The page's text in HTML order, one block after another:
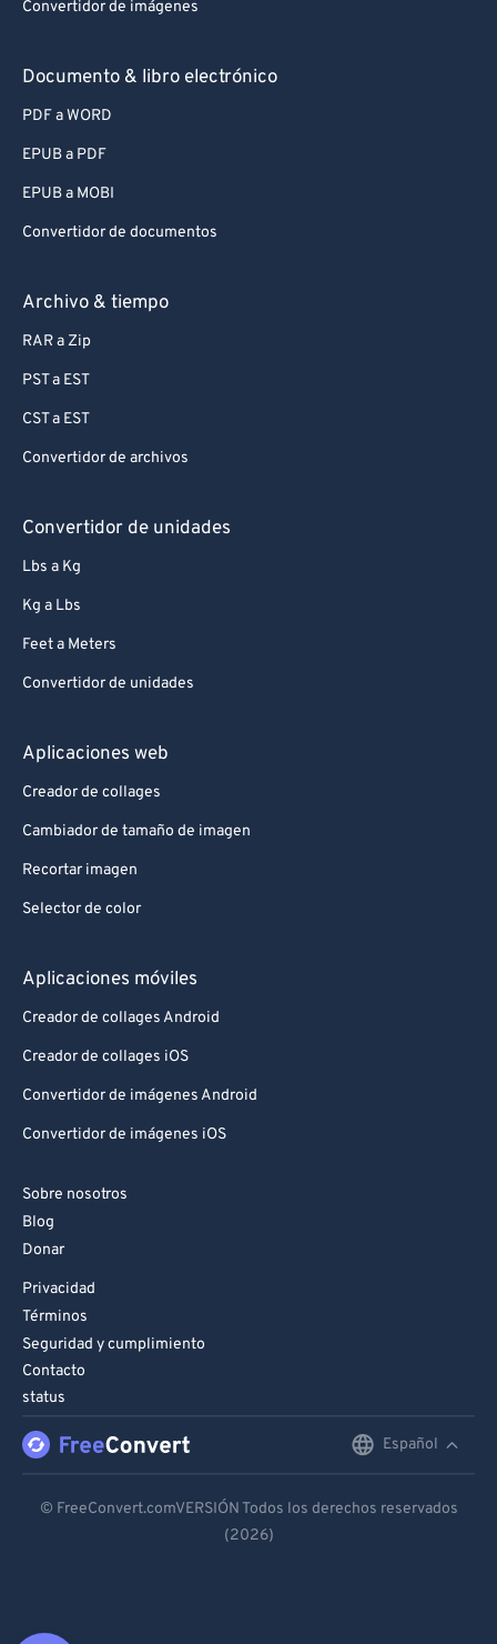
Convertidor de imágenes
Documento & libro electrónico
PDF a WORD
EPUB a PDF
EPUB a MOBI
Convertidor de documentos
Archivo & tiempo
RAR a Zip
PST a EST
CST a EST
Convertidor de archivos
Convertidor de unidades
Lbs a Kg
Kg a Lbs
Feet a Meters
Convertidor de unidades
Aplicaciones web
Creador de collages
Cambiador de tamaño de imagen
Recortar imagen
Selector de color
Aplicaciones móviles
Creador de collages Android
Creador de collages iOS
Convertidor de imágenes Android
Convertidor de imágenes iOS
Sobre nosotros
Blog
Donar
Privacidad
Términos
Seguridad y cumplimiento
Contacto
status
Español
Español
© FreeConvert.comVERSIÓN Todos los derechos reservados
(2026)